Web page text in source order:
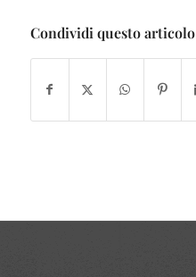
Condividi questo articolo